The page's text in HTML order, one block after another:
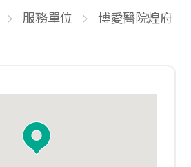
服務單位
博愛醫院煌府